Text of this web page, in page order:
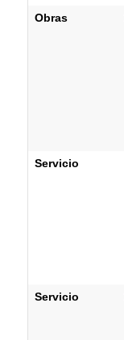
Obras
Servicio
Servicio